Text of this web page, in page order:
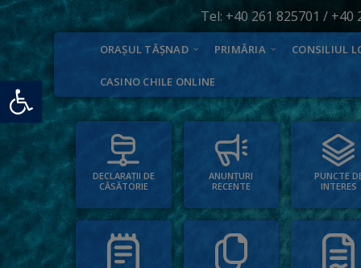
Deschide bara de unelte
Tel: +40 261 825701 / +40
ORAȘUL TĂȘNAD PRIMĂRIA CONSILIUL
CASINO CHILE ONLINE
DECLARAȚII DE
CĂSĂTORIE
ANUNȚURI
RECENTE
PUNCTE
INTERES